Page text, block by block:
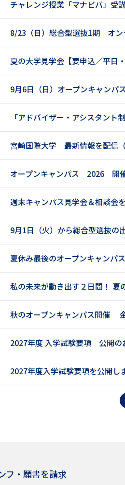
チャレンジ授業「マナビバ」受
8/23（日）総合型選抜1期 オン
夏の大学見学会【要申込／平日
9月6日（日）オープンキャンパ
「アドバイザー・アシスタン
宮崎国際大学 最新情報を配
オープンキャンパス 2026 開
週末キャンパス見学会＆相談会
9月1日（火）から総合型選抜の
夏休み最後のオープンキャンパ
私の未来が動き出す２日間！ 夏
秋のオープンキャンパス開催
2027年度 入学試験要項 公開の
2027年度入学試験要項を公開し
フ・願書を請求